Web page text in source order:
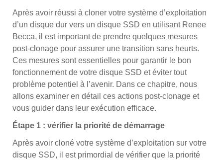
Après avoir réussi à cloner votre système d’exploitation
d’un disque dur vers un disque SSD en utilisant Renee
Becca, il est important de prendre quelques mesures
post-clonage pour assurer une transition sans heurts.
Ces mesures sont essentielles pour garantir le bon
fonctionnement de votre disque SSD et éviter tout
problème potentiel à l’avenir. Dans ce chapitre, nous
allons examiner en détail ces actions post-clonage et
vous guider dans leur exécution efficace.
Étape 1 : vérifier la priorité de démarrage
Après avoir cloné votre système d’exploitation sur votre
disque SSD, il est primordial de vérifier que la priorité